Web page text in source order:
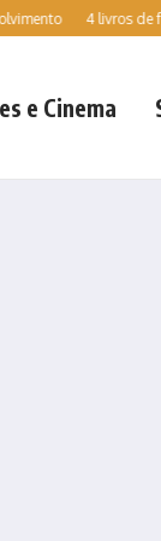
4 livros de
e Cinema